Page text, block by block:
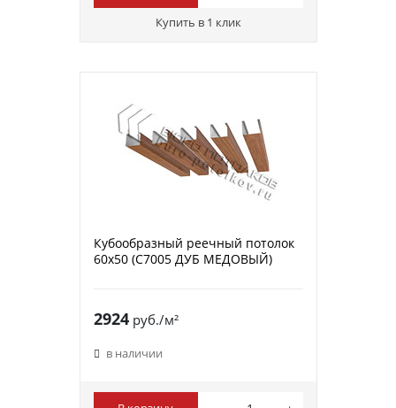
Купить в 1 клик
Кубообразный реечный потолок
60х50 (C7005 ДУБ МЕДОВЫЙ)
2924руб./м²
в наличии